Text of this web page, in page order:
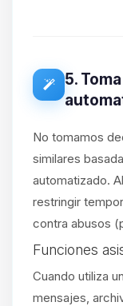
5.
No tomamos
similares
automatizado.
restringir
contra abusos
Funciones
Cuando utiliza
mensajes,